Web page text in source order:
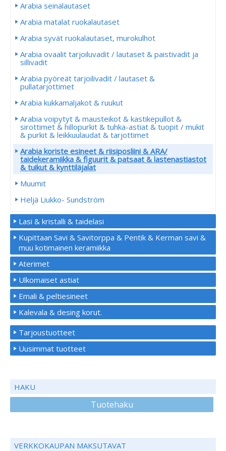
Arabia seinälautaset
Arabia matalat ruokalautaset
Arabia syvät ruokalautaset, murokulhot
Arabia ovaalit tarjoiluvadit / lautaset & paistivadit ja
sillivadit
Arabia pyöreät tarjoilivadit / lautaset &
pullatarjottimet
Arabia kukkamaljakot & ruukut
Arabia voipytyt & mausteikot & kastikepullot &
sirottimet & hillopurkit & tuhka-astiat & tuopit / mukit
& purkit & leikkuulaudat & tarjottimet
Arabia koriste esineet & riisiposliini & ARA/
taidekeramiikka & figuurit & patsaat & lastenastiastot
& tuikut & kynttiläjalat
Muumit
Heljä Liukko- Sundström
Lasi & kristalli & taidelasi
Kupittaan Savi & Savitorppa & Pentik & Kerman savi &
muu kotimainen keramiikka
Aterimet
Ulkomaiset astiat
Emali & peltiesineet
Kalevala & desing korut.
Tarjoustuotteet
Uusimmat tuotteet
HAKU
Tuotehaku
VERKKOKAUPAN MAKSUTAVAT